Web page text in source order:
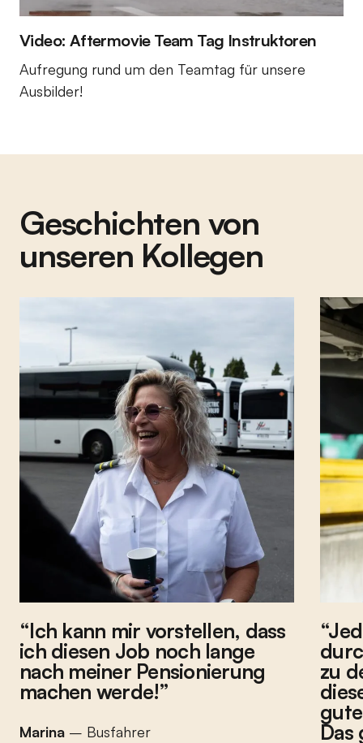
Video: Aftermovie Team Tag Instruktoren
Aufregung rund um den Teamtag für unsere
Ausbilder!
Geschichten von
unseren Kollegen
Ich kann mir vorstellen, dass
ich diesen Job noch lange
nach meiner Pensionierung
machen werde!
Marina – Busfahrer
zu